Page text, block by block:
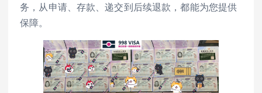
务，从申请、存款、递交到后续退款，都能为您提供
保障。